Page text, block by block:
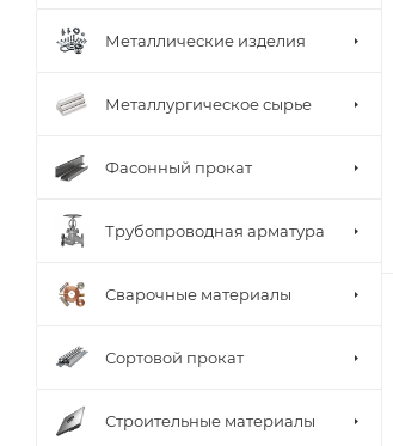
Металлические изделия
Металлургическое сырье
Фасонный прокат
Трубопроводная арматура
Сварочные материалы
Сортовой прокат
Строительные материалы